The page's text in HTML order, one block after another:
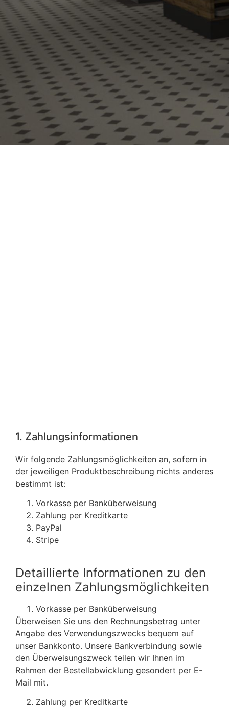
1. Zahlungsinformationen
Wir folgende Zahlungsmöglichkeiten an, sofern in
der jeweiligen Produktbeschreibung nichts anderes
bestimmt ist:
Vorkasse per Banküberweisung
Zahlung per Kreditkarte
PayPal
Stripe
Detaillierte Informationen zu den
einzelnen Zahlungsmöglichkeiten
Vorkasse per Banküberweisung
Überweisen Sie uns den Rechnungsbetrag unter
Angabe des Verwendungszwecks bequem auf
unser Bankkonto. Unsere Bankverbindung sowie
den Überweisungszweck teilen wir Ihnen im
Rahmen der Bestellabwicklung gesondert per E-
Mail mit.
Zahlung per Kreditkarte